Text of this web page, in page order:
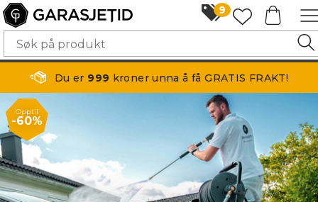
9
Du er 999 kroner unna å få GRATIS FRAKT!
Opptil
-60%